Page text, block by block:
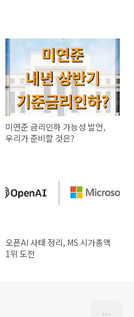
미연준 금리인하 가능성 발언,
우리가 준비할 것은?
오픈AI 사태 정리, MS 시가총액
1위 도전